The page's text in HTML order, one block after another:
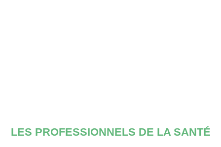
LES PROFESSIONNELS DE LA SANTÉ